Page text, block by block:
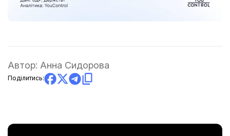
Автор: Анна Сидорова
Поділитись: